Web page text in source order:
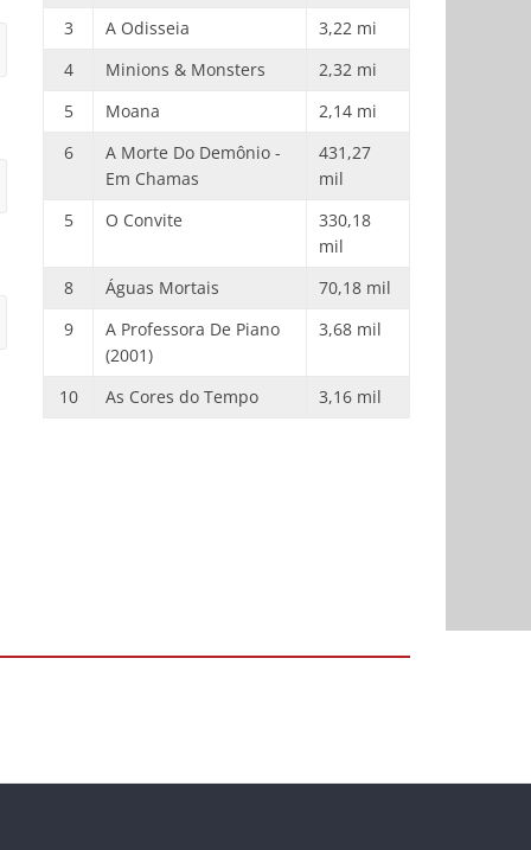
3 A Odisseia
3,22 mi
4
Minions & Monsters
2,32 mi
5
Moana
2,14 mi
6
A Morte Do Demônio -
Em Chamas
431,27
mil
5
O Convite
330,18
mil
8
Águas Mortais
70,18 mil
9
A Professora De Piano
(2001)
3,68 mil
10 As Cores do Tempo 3,16 mil